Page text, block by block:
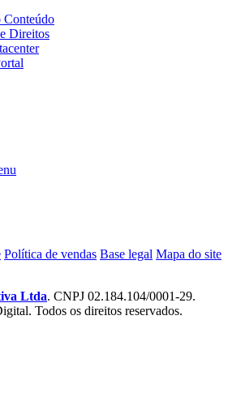
Conteúdo
Direitos
Política de vendas Base legal Mapa do site
Ltda. CNPJ 02.184.104/0001-29.
Todos os direitos reservados.